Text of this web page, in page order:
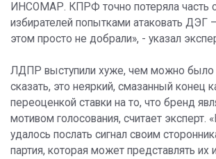
ИНСОМАР. КПРФ точно потеряла часть
избирателей попытками атаковать ДЭГ
этом просто не добрали», - указал
ЛДПР выступили хуже, чем можно
сказать, это неяркий, смазанный конец
переоценкой ставки на то, что бренд
мотивом голосования, считает
удалось послать сигнал своим
партия, которая может представлять их